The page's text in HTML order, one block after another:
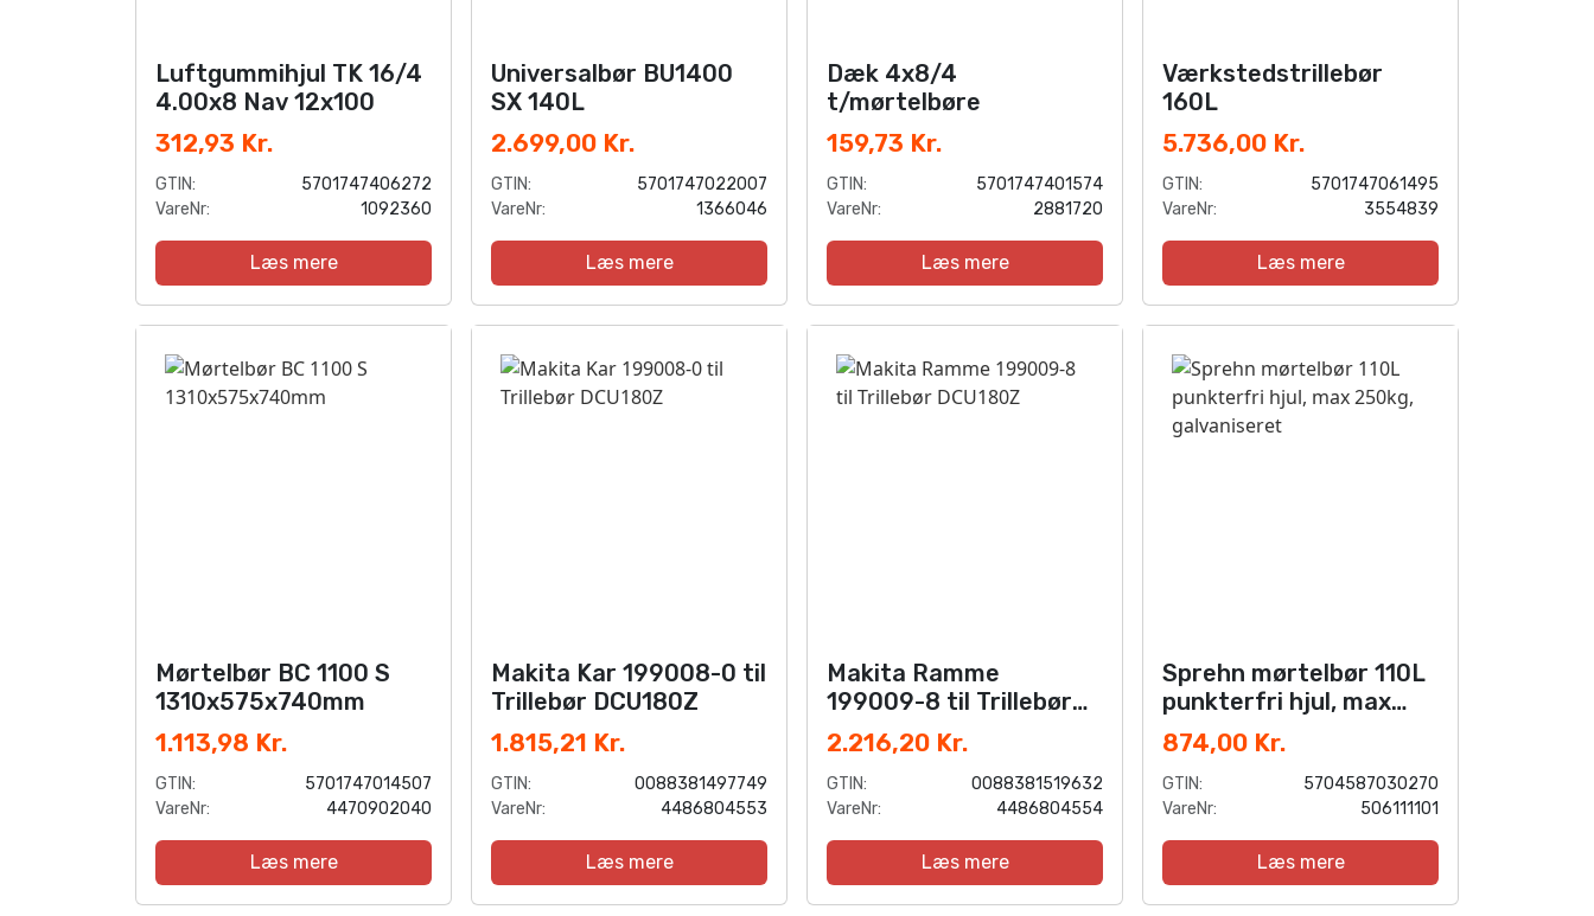
Luftgummihjul TK 16/4
4.00x8 Nav 12x100
312,93 Kr.
GTIN:
5701747406272
VareNr:
1092360
Læs mere
Universalbør BU1400
SX 140L
2.699,00 Kr.
GTIN:
5701747022007
VareNr:
1366046
Læs mere
Dæk 4x8/4
t/mørtelbøre
159,73 Kr.
GTIN:
5701747401574
VareNr:
2881720
Læs mere
Værkstedstrillebør
160L
5.736,00 Kr.
GTIN:
5701747061495
VareNr:
3554839
Læs mere
Mørtelbør BC 1100 S
1310x575x740mm
1.113,98 Kr.
GTIN:
5701747014507
VareNr:
4470902040
Læs mere
Makita Kar 199008-0 til
Trillebør DCU180Z
1.815,21 Kr.
GTIN:
0088381497749
VareNr:
4486804553
Læs mere
Makita Ramme
199009-8 til Trillebør
DCU180Z
2.216,20 Kr.
GTIN:
0088381519632
VareNr:
4486804554
Læs mere
Sprehn mørtelbør 110L
punkterfri hjul, max
250kg, galvaniseret
874,00 Kr.
GTIN:
5704587030270
VareNr:
506111101
Læs mere